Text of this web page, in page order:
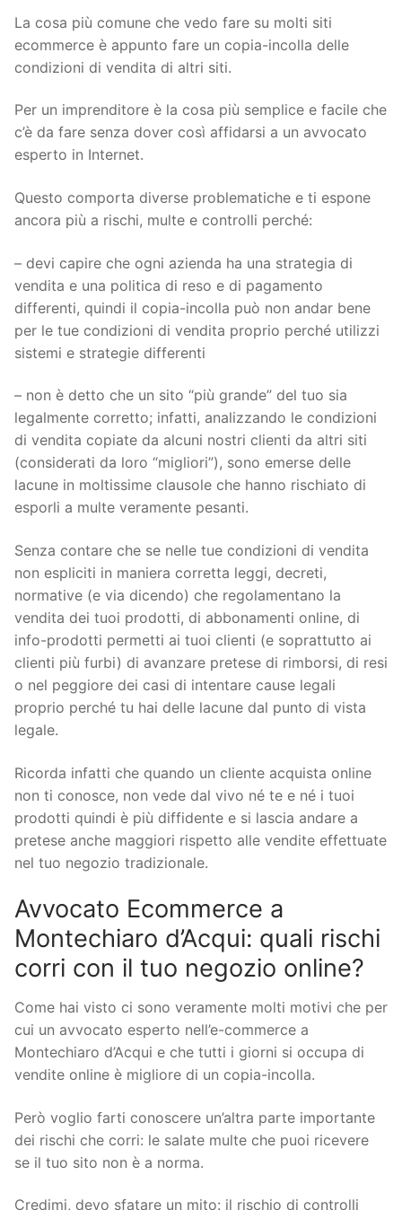
La cosa più comune che vedo fare su molti siti
ecommerce è appunto fare un copia-incolla delle
condizioni di vendita di altri siti.
Per un imprenditore è la cosa più semplice e facile che
c’è da fare senza dover così affidarsi a un avvocato
esperto in Internet.
Questo comporta diverse problematiche e ti espone
ancora più a rischi, multe e controlli perché:
– devi capire che ogni azienda ha una strategia di
vendita e una politica di reso e di pagamento
differenti, quindi il copia-incolla può non andar bene
per le tue condizioni di vendita proprio perché utilizzi
sistemi e strategie differenti
– non è detto che un sito “più grande” del tuo sia
legalmente corretto; infatti, analizzando le condizioni
di vendita copiate da alcuni nostri clienti da altri siti
(considerati da loro “migliori”), sono emerse delle
lacune in moltissime clausole che hanno rischiato di
esporli a multe veramente pesanti.
Senza contare che se nelle tue condizioni di vendita
non espliciti in maniera corretta leggi, decreti,
normative (e via dicendo) che regolamentano la
vendita dei tuoi prodotti, di abbonamenti online, di
info-prodotti permetti ai tuoi clienti (e soprattutto ai
clienti più furbi) di avanzare pretese di rimborsi, di resi
o nel peggiore dei casi di intentare cause legali
proprio perché tu hai delle lacune dal punto di vista
legale.
Ricorda infatti che quando un cliente acquista online
non ti conosce, non vede dal vivo né te e né i tuoi
prodotti quindi è più diffidente e si lascia andare a
pretese anche maggiori rispetto alle vendite effettuate
nel tuo negozio tradizionale.
Avvocato Ecommerce a
Montechiaro d’Acqui: quali rischi
corri con il tuo negozio online?
Come hai visto ci sono veramente molti motivi che per
cui un avvocato esperto nell’e-commerce a
Montechiaro d’Acqui e che tutti i giorni si occupa di
vendite online è migliore di un copia-incolla.
Però voglio farti conoscere un’altra parte importante
dei rischi che corri: le salate multe che puoi ricevere
se il tuo sito non è a norma.
Credimi, devo sfatare un mito: il rischio di controlli